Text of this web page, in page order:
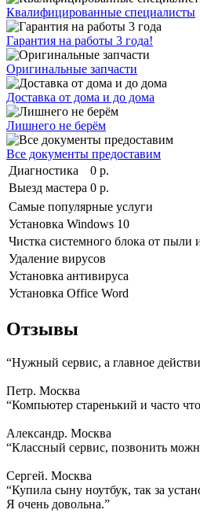
Квалифицированные специалисты
Гарантия на работы 3 года!
Оригинальные запчасти
Доставка от дома и до дома
Лишнего не берём
Все документы предоставим
Диагностика
0 р.
Выезд мастера 0 р.
Самые популярные услуги
Установка Windows 10
Чистка системного блока от пыли
Удаление вирусов
Установка антивируса
Установка Office Word
Отзывы
“Нужный сервис, а главное
Петр. Москва
“Компьютер старенький и часто
Александр. Москва
“Классный сервис, позвонить
Сергей. Москва
“Купила сыну ноутбук, так за
Я очень довольна.”